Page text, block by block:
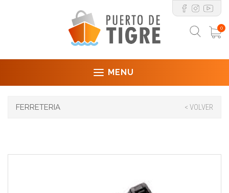
0
MENU
FERRETERIA < VOLVER